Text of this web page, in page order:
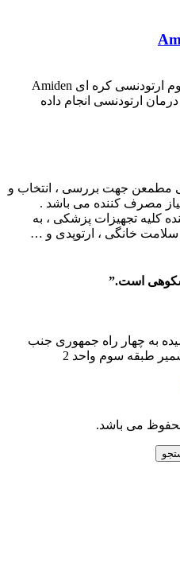
موم ارتودنسی کره ای Amiden موم ارتودنسی کره ای Amiden
ارتودنسی انجام داده
مطمعن جهت بررسی ، انتخاب و
مصرف کننده می باشد .
کلیه تجهیزات پزشکی ، به
خانگی ، ارتوپدی و …
است.”
به چهار راه جمهوری جنب
می باشد.